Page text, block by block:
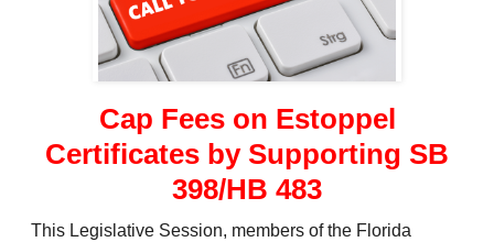
Cap Fees on Estoppel
Certificates by Supporting SB
398/HB 483
This Legislative Session, members of the Florida